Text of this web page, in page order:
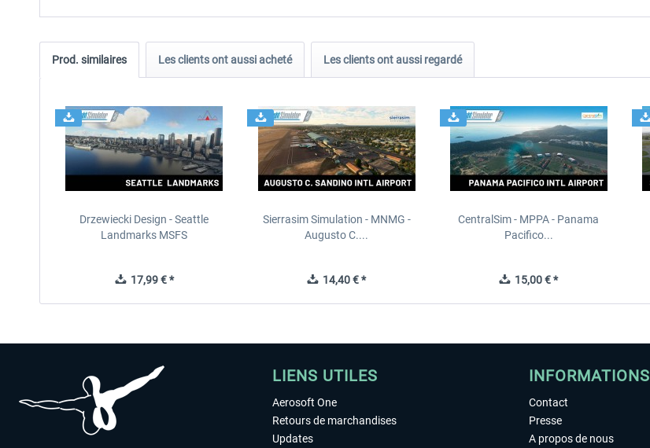
Prod. similaires Les clients ont aussi acheté Les clients ont aussi regardé
Drzewiecki Design - Seattle
Landmarks MSFS
17,99 € *
Sierrasim Simulation - MNMG -
Augusto C....
14,40 € *
CentralSim - MPPA - Panama
Pacifico...
15,00 € *
LIENS UTILES
Aerosoft One
Retours de marchandises
Updates
INFORMATIONS
Contact
Presse
A propos de nous